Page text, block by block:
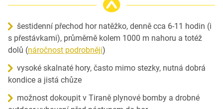
šestidenní přechod hor natěžko, denně cca 6-11 hodin (i
s přestávkami), průměrně kolem 1000 m nahoru a totéž
dolů (náročnost podrobněji)
vysoké skalnaté hory, často mimo stezky, nutná dobrá
kondice a jistá chůze
možnost dokoupit v Tiraně plynové bomby a drobné